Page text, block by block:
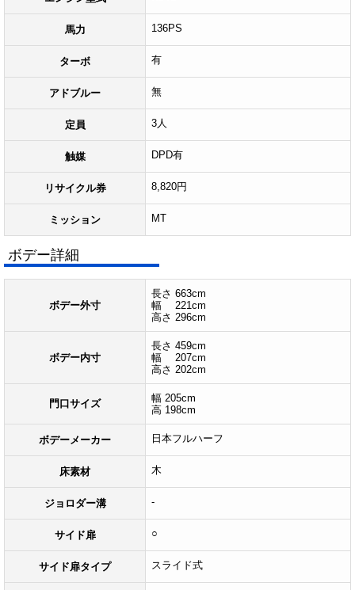
馬力 136PS
ターボ 有
アドブルー 無
定員 3人
触媒 DPD有
リサイクル券 8,820円
ミッション MT
ボデー詳細
ボデー外寸
長さ 663cm
幅 221cm
高さ 296cm
ボデー内寸
長さ 459cm
幅 207cm
高さ 202cm
門口サイズ
幅 205cm
高 198cm
ボデーメーカー 日本フルハーフ
床素材 木
ジョロダー溝 -
サイド扉 ○
サイド扉タイプ スライド式